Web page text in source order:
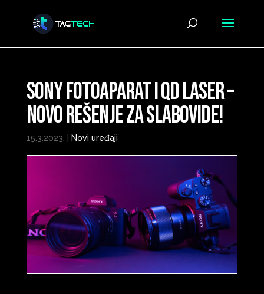
Sony fotoaparat i QD Laser –
novo rešenje za slabovide!
15.3.2023. Novi uređaji